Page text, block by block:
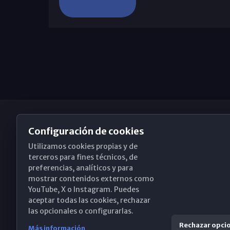
Obispado de Málaga
Santa María, 18-20. 29015 Málaga
(+34) 952 224 386
Configuración de cookies
Utilizamos cookies propias y de
terceros para fines técnicos, de
preferencias, analíticos y para
mostrar contenidos externos como
YouTube, X o Instagram. Puedes
aceptar todas las cookies, rechazar
las opcionales o configurarlas.
Más información Rechazar